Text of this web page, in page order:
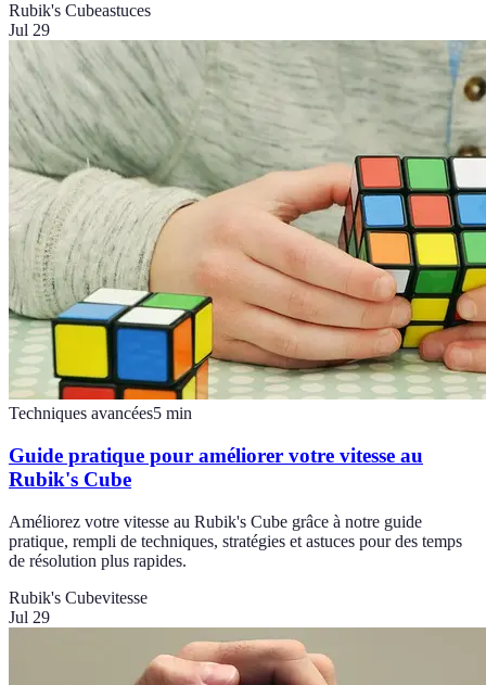
Rubik's Cubeastuces
Jul 29
Techniques avancées5 min
Guide pratique pour améliorer votre vitesse au
Rubik's Cube
Améliorez votre vitesse au Rubik's Cube grâce à notre guide
pratique, rempli de techniques, stratégies et astuces pour des temps
de résolution plus rapides.
Rubik's Cubevitesse
Jul 29